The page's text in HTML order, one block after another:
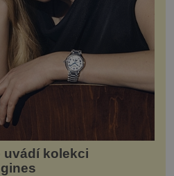
uvádí kolekci